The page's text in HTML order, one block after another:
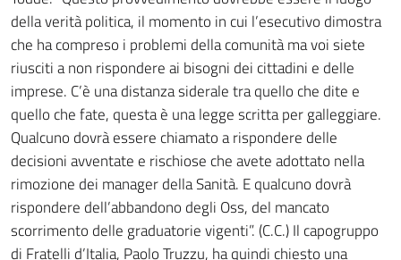
della verità politica, il momento in cui l’esecutivo dimostra
che ha compreso i problemi della comunità ma voi siete
riusciti a non rispondere ai bisogni dei cittadini e delle
imprese. C’è una distanza siderale tra quello che dite e
quello che fate, questa è una legge scritta per galleggiare.
Qualcuno dovrà essere chiamato a rispondere delle
decisioni avventate e rischiose che avete adottato nella
rimozione dei manager della Sanità. E qualcuno dovrà
rispondere dell’abbandono degli Oss, del mancato
scorrimento delle graduatorie vigenti”. (C.C.) Il capogruppo
di Fratelli d’Italia, Paolo Truzzu, ha quindi chiesto una